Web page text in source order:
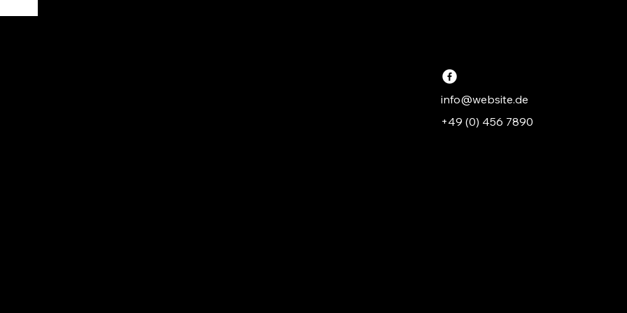
info@website.de
+49 (0) 456 7890